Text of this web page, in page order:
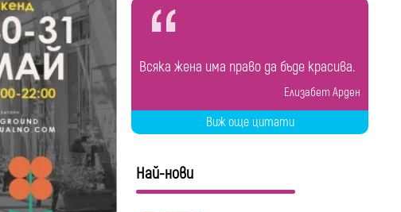
Всяка жена има право да бъде красива.
Елизабет Арден
Виж още цитати
Най-нови